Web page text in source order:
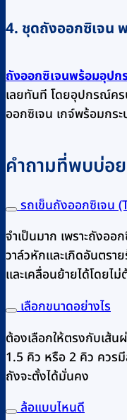
4. ชุดถังออกซิเจน
ถังออกซิเจนพร้อมอุป
เลยทันที โดยอุปกรณ์ค
ออกซิเจน เกจ์พร้อมกร
คำถามที่พบบ่อย
รถเข็นถังออกซิเจน
จำเป็นมาก เพราะถังออ
วาล์วหักและเกิดอันตรา
และเคลื่อนย้ายได้โดยไ
เลือกขนาดอย่างไร
ต้องเลือกให้ตรงกับเส้
1.5 คิว หรือ 2 คิว ควร
ถังจะตั้งได้มั่นคง
ล้อแบบไหนดี